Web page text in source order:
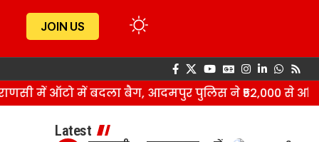
JOIN US
में ऑटो में बदला बैग, आदमपुर पुलिस ने ₹52,000 से अधिक
Latest